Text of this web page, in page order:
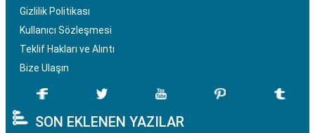
Gizlilik Politikası
Kullanıcı Sözleşmesi
Teklif Hakları ve Alıntı
Bize Ulaşın
SON EKLENEN YAZILAR